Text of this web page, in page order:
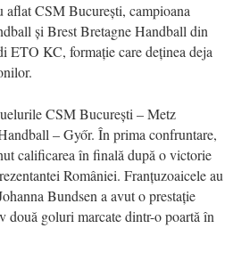
CSM București, campioana
și Brest Bretagne Handball din
ETO KC, formație care deținea deja
CSM București – Metz
– Győr. În prima confruntare,
calificarea în finală după o victorie
României. Franțuzoaicele au
Bundsen a avut o prestație
două goluri marcate dintr-o poartă în